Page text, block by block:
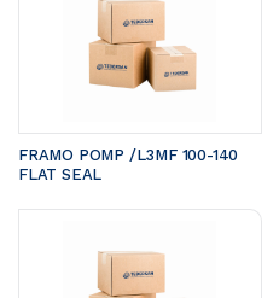
FRAMO POMP /L3MF 100-140
FLAT SEAL